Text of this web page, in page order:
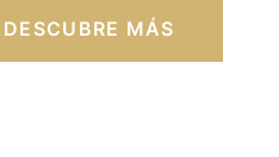
DESCUBRE MÁS